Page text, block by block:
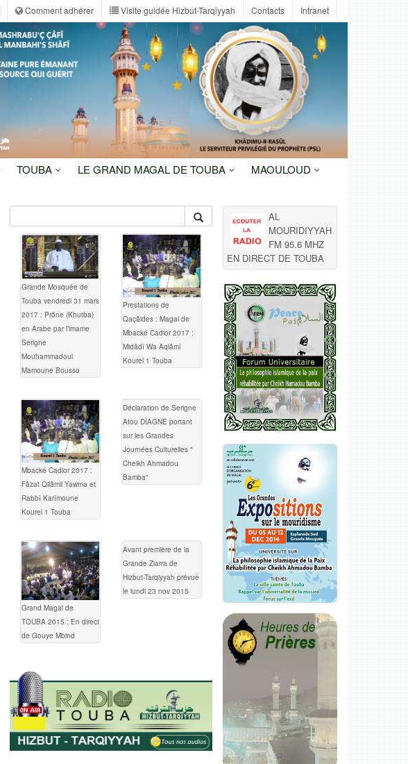
Comment adhérer Visite guidée Hizbut-Tarqiyyah Contacts Intranet
TOUBA LE GRAND MAGAL DE TOUBA MAOULOUD
Grande Mosquée de
Touba vendredi 31 mars
2017 : Prône (Khutba)
en Arabe par l’imame
Serigne
Mouhammadoul
Mamoune Bousso
Prestations de
Qaçâides : Magal de
Mbacké Cadior 2017 :
Midâdî Wa Aqlâmî
Kourel 1 Touba
Mbacké Cadior 2017 :
Fâzat Qilâmil Yawma et
Rabbî Karîmoune
Kourel 1 Touba
Déclaration de Serigne
Atou DIAGNE portant
sur les Grandes
Journées Culturelles "
Cheikh Ahmadou
Bamba"
Grand Magal de
TOUBA 2015 : En direct
de Gouye Mbind
Avant première de la
Grande Ziarra de
Hizbut-Tarqiyyah prévue
le lundi 23 nov 2015
AL
MOURIDIYYAH
FM 95.6 MHZ
EN DIRECT DE TOUBA